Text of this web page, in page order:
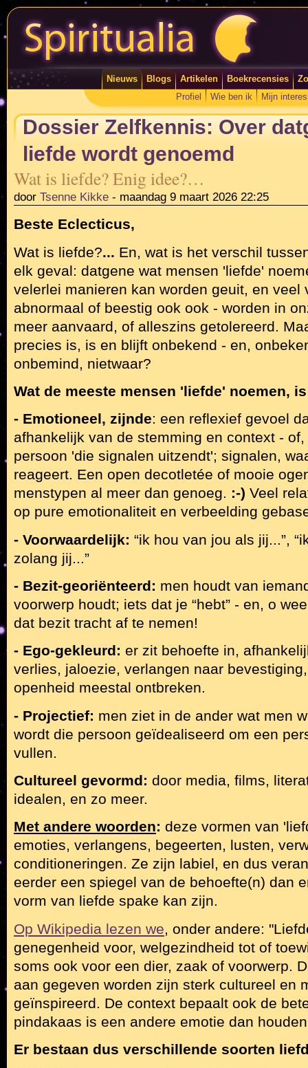
Nieuws Blogs Artikelen Boekrecensies
Profiel
Wie ben ik Mijn
Dossier Zelfkennis: Over
liefde wordt genoemd
Wat is liefde? Enig idee?…
door Tsenne Kikke - maandag 9 maart 2026 22:25
Beste Eclecticus,
Wat is liefde?... En, wat is het verschil
elk geval: datgene wat mensen 'liefde'
velerlei manieren kan worden geuit, en veel
abnormaal of beestig ook ook - worden in
meer aanvaard, of alleszins getolereerd.
precies is, is en blijft onbekend - en,
onbemind, nietwaar?
Wat de meeste mensen 'liefde' noemen,
- Emotioneel, zijnde: een reflexief gevoel
afhankelijk van de stemming en context -
persoon 'die signalen uitzendt'; signalen,
reageert. Een open decotletée of mooie
menstypen al meer dan genoeg. :-) Veel
op pure emotionaliteit en verbeelding
- Voorwaardelijk: “ik hou van jou als jij...”,
zolang jij...”
- Bezit-georiënteerd: men houdt van
voorwerp houdt; iets dat je “hebt” - en, o
dat bezit tracht af te nemen!
- Ego-gekleurd: er zit behoefte in,
verlies, jaloezie, verlangen naar
openheid meestal ontbreken.
- Projectief: men ziet in de ander wat men
wordt die persoon geïdealiseerd om een
vullen.
Cultureel gevormd: door media, films,
idealen, en zo meer.
Met andere woorden: deze vormen van
emoties, verlangens, begeerten, lusten,
conditioneringen. Ze zijn labiel, en dus
eerder een spiegel van de behoefte(n) dan
vorm van liefde spake kan zijn.
Op Wikipedia lezen we, onder andere:
genegenheid voor, welgezindheid tot of
soms ook voor een dier, zaak of voorwerp.
aan gegeven worden zijn sterk cultureel en
geïnspireerd. De context bepaalt ook de
pindakaas is een andere emotie dan
Er bestaan dus verschillende soorten